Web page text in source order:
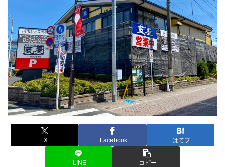
X Facebook はてブ
LINE コピー